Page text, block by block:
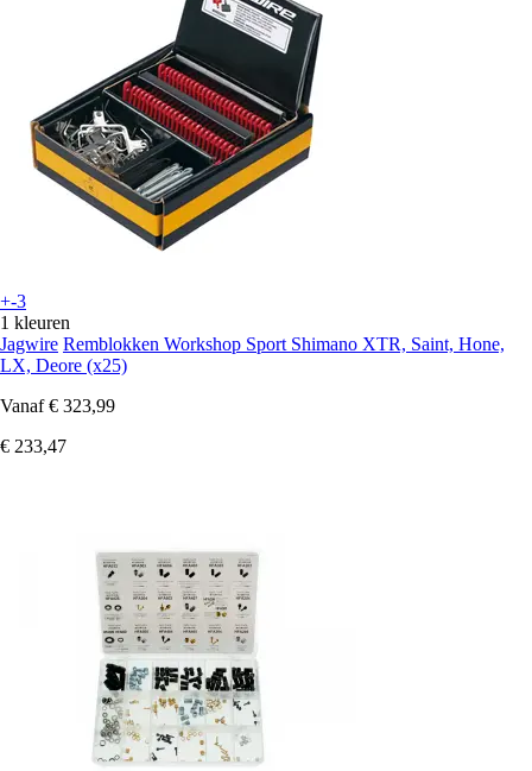
+-3
1 kleuren
Jagwire Remblokken Workshop Sport Shimano XTR, Saint, Hone,
LX, Deore (x25)
Vanaf € 323,99
€ 233,47